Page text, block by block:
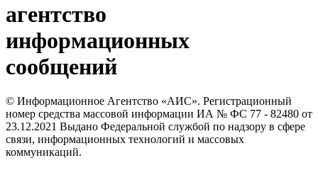
агентство
информационных
сообщений
© Информационное Агентство «АИС». Регистрационный
номер средства массовой информации ИА № ФС 77 - 82480 от
23.12.2021 Выдано Федеральной службой по надзору в сфере
связи, информационных технологий и массовых
коммуникаций.